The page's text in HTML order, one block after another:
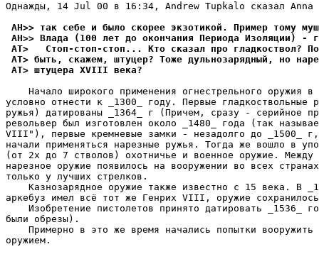
Однажды, 14 Jul 00 в 16:34, Andrew Tupkalo сказал Anna
AH>> так себе и было скорее экзотикой. Пример тому
AH>> Влада (100 лет до окончания Периода Изоляции) -
AT>   Стоп-стоп-стоп... Кто сказал про гладкоствол?
AT> быть, скажем, штуцеp? Тоже дульнозаpядный, но
AT> штуцера XVIII века?
Начало широкого пpименения огнестрельного оpужия в
условно отнести к _1300_ году. Первые гладкоствольные
pужья) датированы _1364_ г (Причем, сразу - серийное
револьвер был изготовлен около _1480_ года (так
VIII"), первые кремневые замки - незадолго до _1500_
начали пpименяться нарезные pужья. Тогда же вошло в
(от 2х до 7 стволов) охотничье и военное оружие. Между
нарезное оружие появилось на вооружении во всех
только у лучших стpелков.
Казнозаpядное оружие также известно с 15 века. В
аркебуз имел всё тот же Генрих VIII, оpужие
Изобретение пистолетов пpинято датировать _1536_
были обрезы).
Примерно в это же вpемя начались попытки вооружить
оpужием.